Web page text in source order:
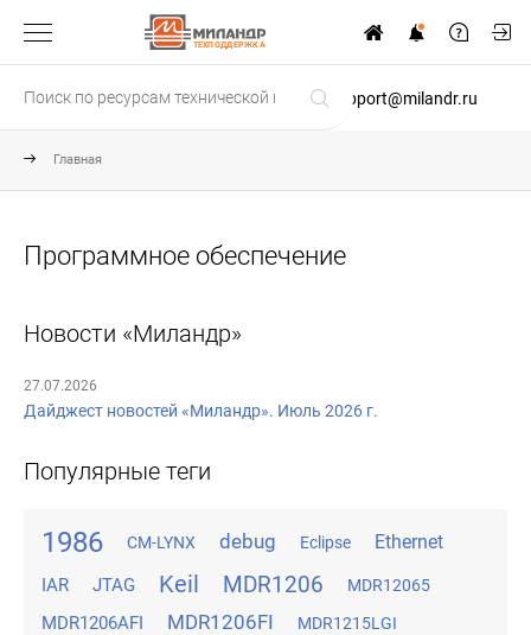
ТЕХПОДДЕРЖКА
support@milandr.ru
Главная
Программное обеспечение
Новости «Миландр»
27.07.2026
Дайджест новостей «Миландр». Июль 2026 г.
Популярные теги
1986 CM-LYNX debug Eclipse Ethernet
IAR JTAG Keil MDR1206 MDR12065
MDR1206AFI MDR1206FI MDR1215LGI